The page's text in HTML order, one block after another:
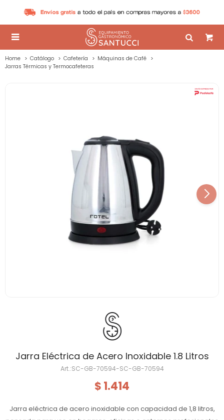

Home Catálogo Cafetería
Máquinas de Café
Jarras Térmicas y Termocafeteras
Jarra Eléctrica de Acero Inoxidable 1.8 Litros
SC-GB-70594-SC-GB-70594
$ 1.414
Jarra eléctrica de acero inoxidable con capacidad de 1,8 litros,